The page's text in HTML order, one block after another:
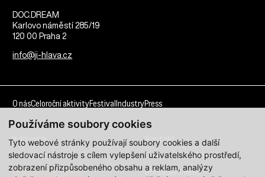
Používáme soubory cookies
Tyto webové stránky používají soubory cookies a další
sledovací nástroje s cílem vylepšení uživatelského prostředí,
zobrazení přizpůsobeného obsahu a reklam, analýzy
DOC.DREAM​
Karlovo náměstí 285/19
120 00 Praha 2
info@ji-hlava.cz
O násCeloroční aktivityFestival IndustryPress
Kdo jsme
Kontakt
Partnerství
Pracovní příležitosti
Programové sekce
Přihlášení filmu